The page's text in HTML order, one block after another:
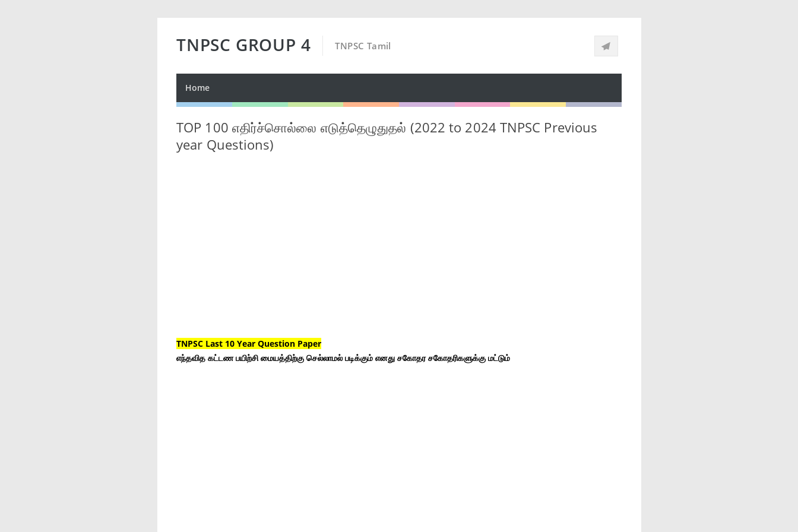
TNPSC GROUP 4 TNPSC Tamil
Home
TOP 100 எதிர்ச்சொல்லை எடுத்தெழுதுதல் (2022 to 2024 TNPSC Previous
year Questions)
TNPSC Last 10 Year Question Paper
எந்தவித கட்டண பயிற்சி மையத்திற்கு செல்லாமல் படிக்கும் எனது சகோதர சகோதரிகளுக்கு மட்டும்